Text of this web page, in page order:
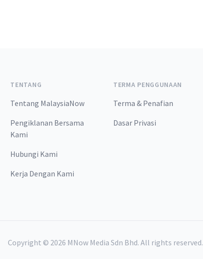
TENTANG
Tentang MalaysiaNow
Pengiklanan Bersama
Kami
Hubungi Kami
Kerja Dengan Kami
TERMA PENGGUNAAN
Terma & Penafian
Dasar Privasi
Copyright © 2026 MNow Media Sdn Bhd. All rights reserved.